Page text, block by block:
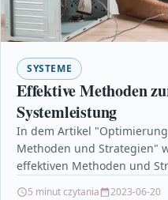
SYSTEME
Effektive Methoden
Systemleistung
In dem Artikel
Methoden und Strategien"
effektiven Methoden und
5 minut czytania 2023-06-20